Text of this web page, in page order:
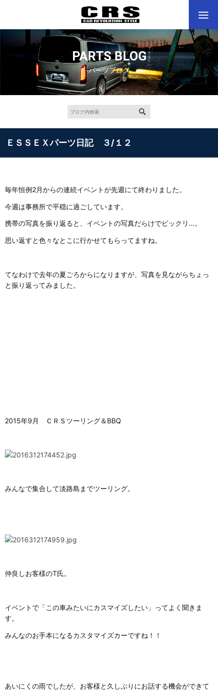
PARTS BLOG
パーツブログ
ＥＳＳＥＸパーツ日記 ３/１２
毎年恒例2月からの連続イベントが先週にて終わりました。
今週は事務所で平穏に過ごしています。
携帯の写真を振り返ると、イベントの写真だらけでビックリ…。
思い返すと色々なとこに行かせてもらってますね。
てなわけで去年の夏ごろからになりますが、写真を見ながらちょっ
と振り返ってみました。
2015年9月 ＣＲＳツーリング＆BBQ
みんなで集合して淡路島までツーリング。
仲良しお客様のT氏。
イベントで「この車みたいにカスマイズしたい」ってよく聞きま
す。
みんなのお手本になるカスタマイズカーですね！！
あいにくの雨でしたが、お客様と久しぶりにお話する機会ができて